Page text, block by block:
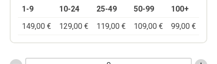
1-9
10-24 25-49 50-99
100+
149,00 € 129,00 € 119,00 € 109,00 € 99,00 €